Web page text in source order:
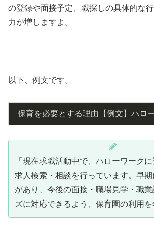
の登録や面接予定、職探しの具体的な
力が増しますよ。
以下、例文です。
保育を必要とする理由【例文】ハロ
「現在求職活動中で、ハローワーク
求人検索・相談を行っています。早
があり、今後の面接・職場見学・職
ズに対応できるよう、保育園の利用を